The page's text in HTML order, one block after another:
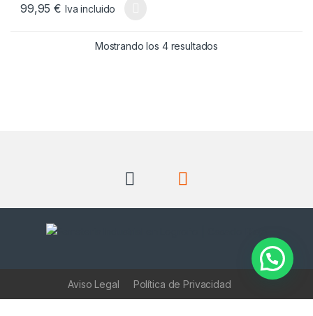
99,95€ Iva incluido
Este producto tiene múltiples variantes. Las opciones se
Mostrando los 4 resultados
Aviso Legal Política de Privacidad